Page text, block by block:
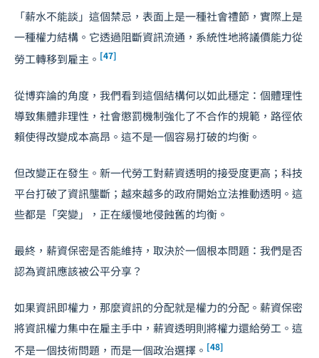
「薪水不能談」這個禁忌，表面上是一種社會禮節，實際上是
一種權力結構。它透過阻斷資訊流通，系統性地將議價能力從
勞工轉移到雇主。 [47]
從博弈論的角度，我們看到這個結構何以如此穩定：個體理性
導致集體非理性，社會懲罰機制強化了不合作的規範，路徑依
賴使得改變成本高昂。這不是一個容易打破的均衡。
但改變正在發生。新一代勞工對薪資透明的接受度更高；科技
平台打破了資訊壟斷；越來越多的政府開始立法推動透明。這
些都是「突變」，正在緩慢地侵蝕舊的均衡。
最終，薪資保密是否能維持，取決於一個根本問題：我們是否
認為資訊應該被公平分享？
如果資訊即權力，那麼資訊的分配就是權力的分配。薪資保密
將資訊權力集中在雇主手中，薪資透明則將權力還給勞工。這
不是一個技術問題，而是一個政治選擇。 [48]